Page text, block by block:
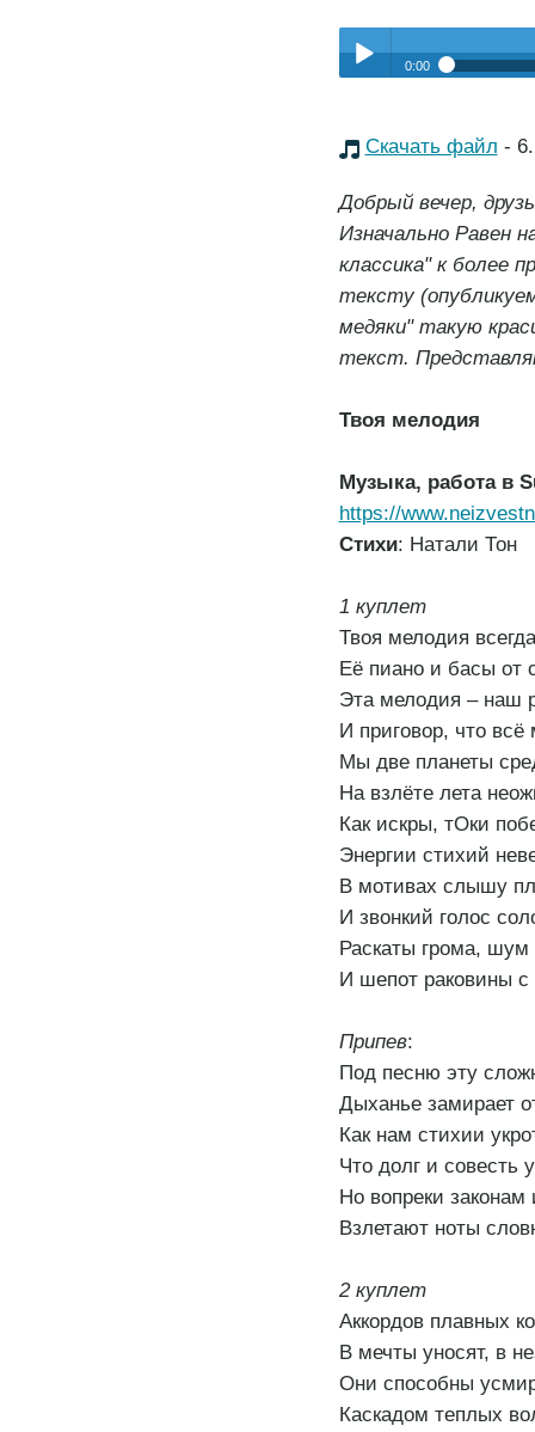
pause
0:00
Скачать файл -
Добрый вечер,
Изначально Равен
классика" к более
тексту
медяки" такую
текст.
Твоя мелодия
Музыка, работа в
https://
Стихи: Натали Тон
1 куплет
Твоя мелодия
Её пиано и басы от
Эта мелодия – наш
И приговор, что
Мы две планеты
На взлёте лета
Как искры, тОки
Энергии стихий
В мотивах слышу
И звонкий голос
Раскаты грома, шум
И шепот раковины
Припев:
Под песню эту
Дыханье замирает
Как нам стихии
Что долг и совесть
Но вопреки
Взлетают ноты
2 куплет
Аккордов плавных
В мечты уносят, в
Они способны
Каскадом теплых